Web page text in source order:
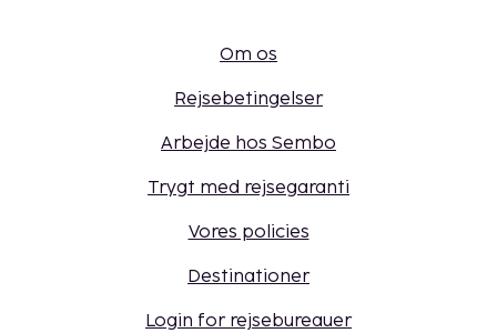
Om os
Rejsebetingelser
Arbejde hos Sembo
Trygt med rejsegaranti
Vores policies
Destinationer
Login for rejsebureauer